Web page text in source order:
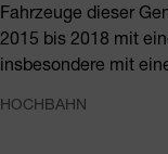
Fahrzeuge dieser
2015 bis 2018 mit
insbesondere mit
HOCHBAHN